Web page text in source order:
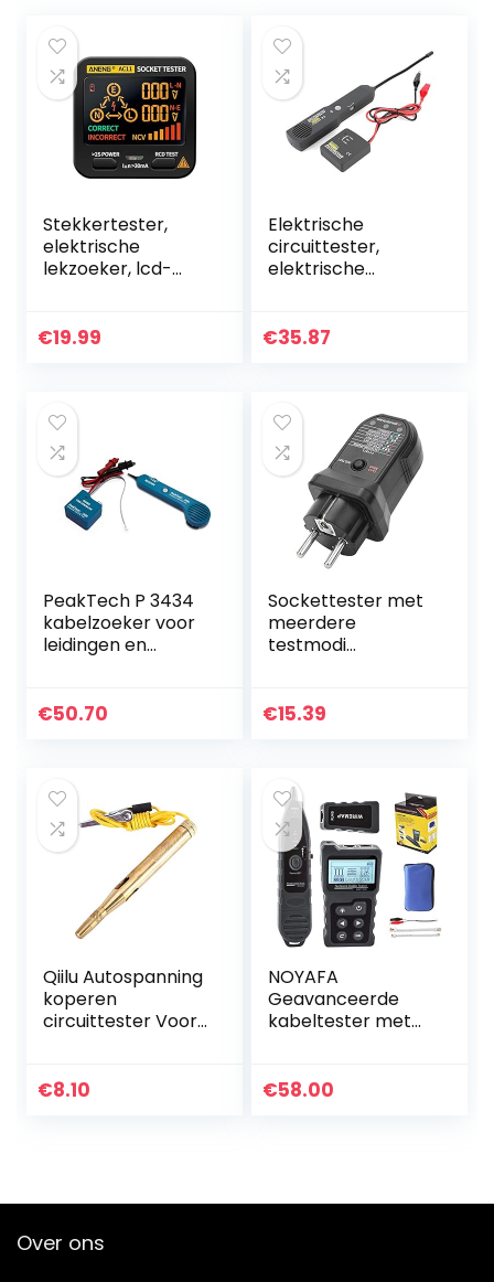
Stekkertester,
elektrische
lekzoeker, lcd-
nullijn, live-
€19.99
Elektrische
circuittester,
elektrische
kortsluitingzoeker
€35.87
PeakTech P 3434
kabelzoeker voor
leidingen en
doorgangsmeter
€50.70
Sockettester met
meerdere
testmodi
om lekplug te
€15.39
Qiilu Autospanning
koperen
circuittester Voor
continuïteitstester
€8.10
NOYAFA
Geavanceerde
kabeltester met
draadtracker-
€58.00
Over ons